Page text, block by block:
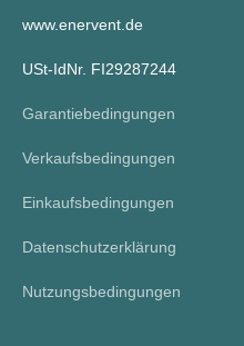
www.enervent.de
USt-IdNr. FI29287244
Garantiebedingungen
Verkaufsbedingungen
Einkaufsbedingungen
Datenschutzerklärung
Nutzungsbedingungen